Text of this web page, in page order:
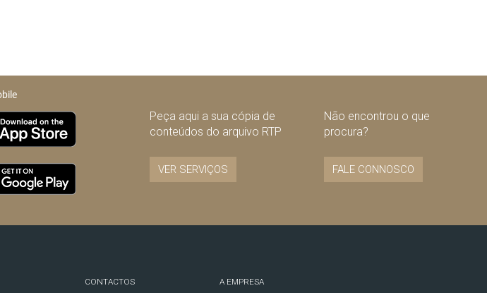
Peça aqui a sua cópia de
conteúdos do arquivo RTP
VER SERVIÇOS
Não encontrou o que
procura?
FALE CONNOSCO
CONTACTOS
A EMPRESA